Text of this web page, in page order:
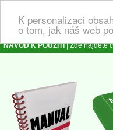
K personalizaci
o tom, jak náš web
NÁVOD K POUŽITÍ| Zde najdete